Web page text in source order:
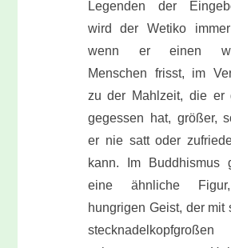
Legenden der
wird der Wetiko
wenn er einen
Menschen frisst, im
zu der Mahlzeit, die er
gegessen hat, größer,
er nie satt oder
kann. Im Buddhismus
eine ähnliche
hungrigen Geist, der mit
stecknadelkopfgroßen